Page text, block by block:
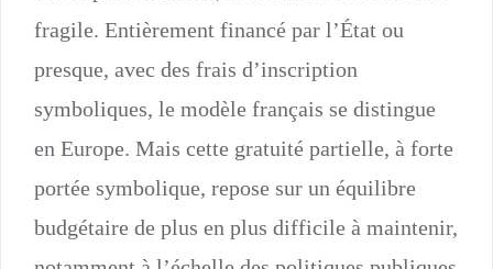
fragile. Entièrement financé par l’État ou
presque, avec des frais d’inscription
symboliques, le modèle français se distingue
en Europe. Mais cette gratuité partielle, à forte
portée symbolique, repose sur un équilibre
budgétaire de plus en plus difficile à maintenir,